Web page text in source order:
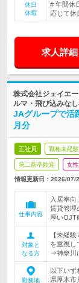
休日
休暇
# 年間休
応じて休
求人詳
株式会社ジェイエ
ルマ・飛び込みな
JAグループで活
月分
正社員 職種未経
第二新卒歓迎 女
情報更新日：2026/07/
仕事内容
入居率
賃貸管理
厚いOJT
対象と
なる方
【未経
を重視し
⇒神奈川
勤務地
以下いず
県厚木